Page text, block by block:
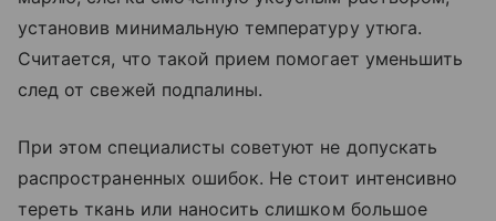
установив минимальную температуру утюга.
Считается, что такой прием помогает уменьшить
след от свежей подпалины.
При этом специалисты советуют не допускать
распространенных ошибок. Не стоит интенсивно
тереть ткань или наносить слишком большое